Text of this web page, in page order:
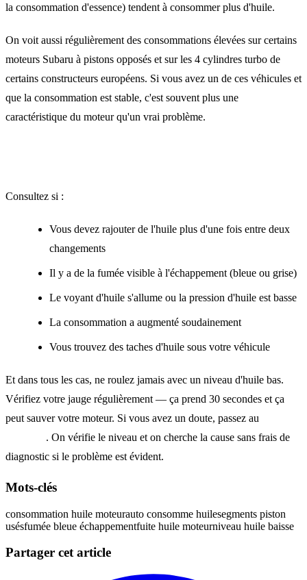
la consommation d'essence) tendent à consommer plus d'huile.
On voit aussi régulièrement des consommations élevées sur certains
moteurs Subaru à pistons opposés et sur les 4 cylindres turbo de
certains constructeurs européens. Si vous avez un de ces véhicules et
que la consommation est stable, c'est souvent plus une
caractéristique du moteur qu'un vrai problème.
Consultez si :
Vous devez rajouter de l'huile plus d'une fois entre deux
changements
Il y a de la fumée visible à l'échappement (bleue ou grise)
Le voyant d'huile s'allume ou la pression d'huile est basse
La consommation a augmenté soudainement
Vous trouvez des taches d'huile sous votre véhicule
Et dans tous les cas, ne roulez jamais avec un niveau d'huile bas.
Vérifiez votre jauge régulièrement — ça prend 30 secondes et ça
peut sauver votre moteur. Si vous avez un doute, passez au
. On vérifie le niveau et on cherche la cause sans frais de
diagnostic si le problème est évident.
Mots-clés
consommation huile moteurauto consomme huilesegments piston
usésfumée bleue échappementfuite huile moteurniveau huile baisse
Partager cet article